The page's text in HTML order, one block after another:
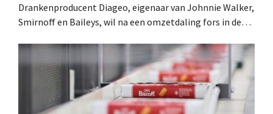
Drankenproducent Diageo, eigenaar van Johnnie Walker,
Smirnoff en Baileys, wil na een omzetdaling fors in de
andere Guiness en voorgemixte cocktails.